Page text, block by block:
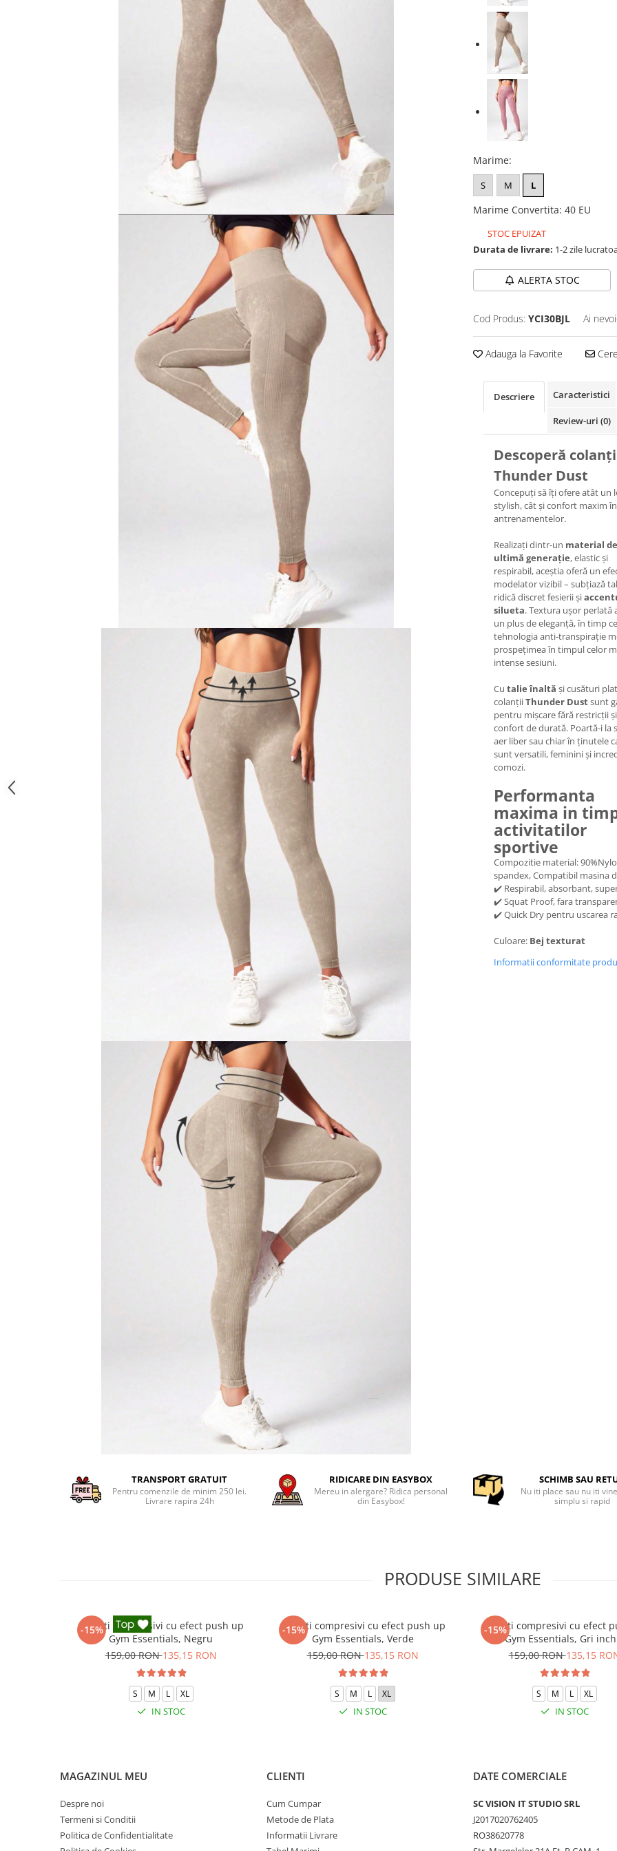
Marime:
S M L
Marime Convertita: 40 EU
STOC EPUIZAT
Durata de livrare: 1-2 zile
ALERTA STOC
Cod Produs: YCI30BJL Ai
Adauga la Favorite
Descriere Caracteristici
Review-uri (0)
Descoperă
Thunder Dust
Concepuți să îți ofere atât un
stylish, cât și confort maxim
antrenamentelor.
Realizați dintr-un material de
ultimă generație, elastic și
respirabil, aceștia oferă un
modelator vizibil – subțiază
ridică discret fesierii și
silueta. Textura ușor perlată
un plus de eleganță, în timp ce
tehnologia anti-transpirație
prospețimea în timpul celor
intense sesiuni.
Cu talie înaltă și cusături
colanțiiThunder Dustsunt
pentru mișcare fără restricții și
confort de durată. Poartă-i la
aer liber sau chiar în ținutele
sunt versatili, feminini și
comozi.
Performanta
maxima in
activitatilor
sportive
Compozitie material:
spandex, Compatibil masina
✔️ Respirabil, absorbant,
✔️ Squat Proof, fara
✔️ Quick Dry pentru uscarea
Culoare: Bej texturat
Informatii conformitate
TRANSPORT GRATUIT
Pentru comenzile de minim 250 lei.
Livrare rapira 24h
RIDICARE DIN EASYBOX
Mereu in alergare? Ridica personal
din Easybox!
SCHIMB SAU
Nu iti place sau nu iti
simplu si rapid
PRODUSE SIMILARE
-15%
Colanti compresivi cu efect push up
Gym Essentials, Negru
159,00 RON135,15 RON
S M L XL
IN STOC
-15%
Colanti compresivi cu efect push up
Gym Essentials, Verde
159,00 RON135,15 RON
S M L XL
IN STOC
-15%
Colanti compresivi cu efect
Gym Essentials, Gri
159,00 RON135,15
S M L XL
IN STOC
MAGAZINUL MEU
Despre noi
Termeni si Conditii
Politica de Confidentialitate
CLIENTI
Cum Cumpar
Metode de Plata
Informatii Livrare
DATE COMERCIALE
SC VISION IT STUDIO SRL
J2017020762405
RO38620778